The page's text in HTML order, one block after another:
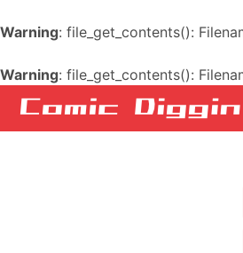
Warning: file_get_contents():
Warning: file_get_contents():